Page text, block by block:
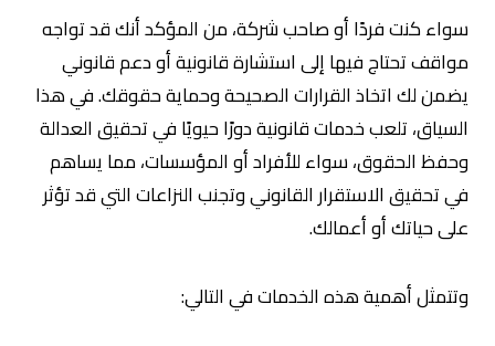
سواء كنت فردًا أو صاحب شركة، من المؤكد أنك قد تواجه
مواقف تحتاج فيها إلى استشارة قانونية أو دعم قانوني
يضمن لك اتخاذ القرارات الصحيحة وحماية حقوقك. في هذا
السياق، تلعب خدمات قانونية دورًا حيويًا في تحقيق العدالة
وحفظ الحقوق، سواء للأفراد أو المؤسسات، مما يساهم
في تحقيق الاستقرار القانوني وتجنب النزاعات التي قد تؤثر
على حياتك أو أعمالك.
وتتمثل أهمية هذه الخدمات في التالي: